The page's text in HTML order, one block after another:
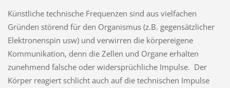
Künstliche technische Frequenzen sind aus vielfachen
Gründen störend für den Organismus (z.B. gegensätzlicher
Elektronenspin usw) und verwirren die körpereigene
Kommunikation, denn die Zellen und Organe erhalten
zunehmend falsche oder widersprüchliche Impulse. Der
Körper reagiert schlicht auch auf die technischen Impulse